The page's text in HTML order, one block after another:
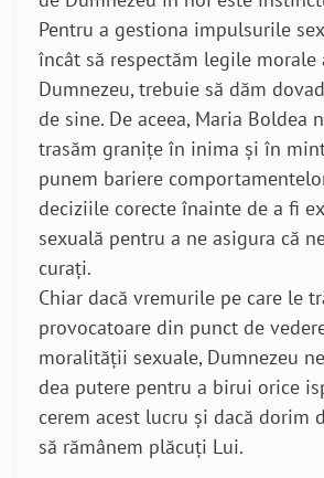
Pentru a gestiona impulsurile
încât să respectăm legile morale
Dumnezeu, trebuie să dăm
de sine. De aceea, Maria Boldea
trasăm granițe în inima și în
punem bariere
deciziile corecte înainte de a fi
sexuală pentru a ne asigura că
curați.
Chiar dacă vremurile pe care le
provocatoare din punct de
moralității sexuale, Dumnezeu
dea putere pentru a birui orice
cerem acest lucru și dacă dorim
să rămânem plăcuți Lui.